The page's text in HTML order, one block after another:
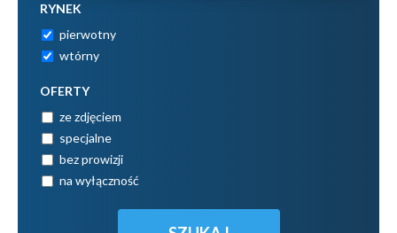
RYNEK
pierwotny
wtórny
OFERTY
ze zdjęciem
specjalne
bez prowizji
na wyłączność